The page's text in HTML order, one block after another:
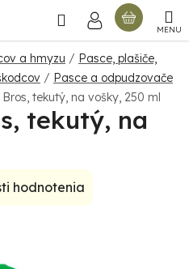
Hľadať
a hmyzu / Pasce, plašiče,
/ Pasce a odpudzovače
tekutý, na vošky, 250 ml
tekutý, na
hodnotenia